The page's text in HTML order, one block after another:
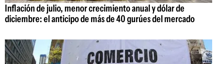
Inflación de julio, menor crecimiento anual y dólar de
diciembre: el anticipo de más de 40 gurúes del mercado